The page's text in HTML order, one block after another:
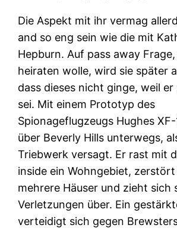
Die Aspekt mit ihr vermag
and so eng sein wie die mit
Hepburn. Auf pass away
heiraten wolle, wird sie später
dass dieses nicht ginge, weil
sei. Mit einem Prototyp des
Spionageflugzeugs Hughes
über Beverly Hills unterwegs,
Triebwerk versagt. Er rast mit
inside ein Wohngebiet,
mehrere Häuser und zieht sich
Verletzungen über. Ein
verteidigt sich gegen